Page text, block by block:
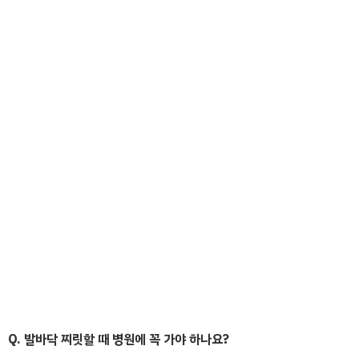
Q. 발바닥 찌릿할 때 병원에 꼭 가야 하나요?